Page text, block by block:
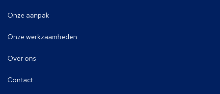
Onze aanpak
Onze werkzaamheden
Over ons
Contact